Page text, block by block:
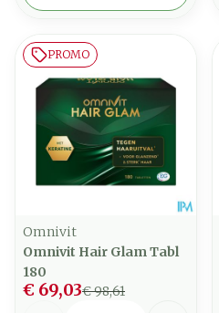
PROMO
Omnivit
Omnivit Hair Glam Tabl
180
€ 98,61
€ 69,03